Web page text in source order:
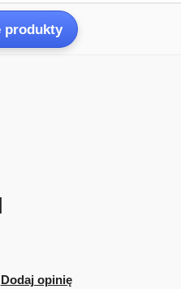
produkty
Dodaj opinię